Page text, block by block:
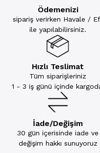
Ödemenizi
sipariş verirken Havale /
ile yapılabilirsiniz.
Hızlı Teslimat
Tüm siparişleriniz
1 - 3 iş günü içinde
İade/Değişim
30 gün içerisinde iade ve
değişim hakkı sunuyoruz